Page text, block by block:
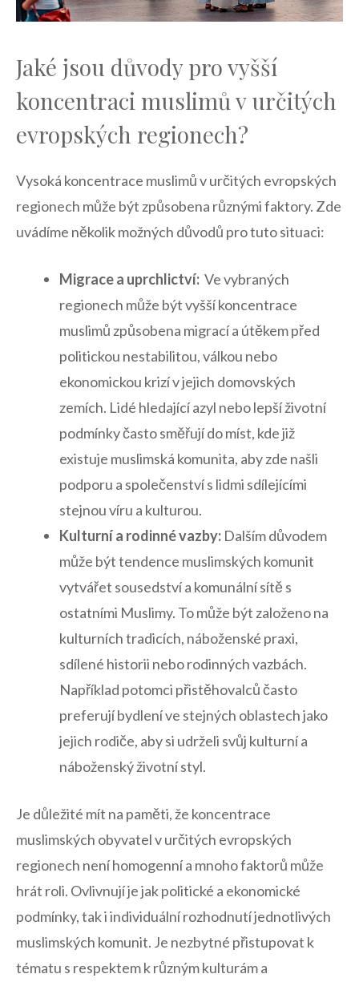
Jaké jsou důvody pro‍ vyšší
koncentraci⁣ muslimů v určitých
⁣evropských regionech?
Vysoká ⁤koncentrace muslimů v určitých evropských
regionech‌ může být ‌způsobena různými​ faktory. Zde
uvádíme‌ několik⁣ možných⁢ důvodů ⁣pro ‍tuto ‍situaci:
Migrace a uprchlictví: ‍ Ve ‌vybraných
regionech může ‌být vyšší koncentrace
muslimů způsobena migrací a⁢ útěkem ⁢před
politickou nestabilitou, válkou nebo
ekonomickou krizí v jejich domovských‌
zemích. Lidé hledající azyl nebo ​lepší životní
podmínky často směřují do míst, ​kde již
existuje muslimská komunita, aby ‌zde ⁢našli
⁤podporu‌ a ‍společenství s lidmi​ sdílejícími
stejnou víru ​a kulturou.
Kulturní a rodinné vazby: Dalším důvodem
může být tendence muslimských komunit
vytvářet sousedství a komunální⁣ sítě s
⁣ostatními Muslimy. To ‍může být založeno ​na
‍kulturních tradicích, ​náboženské ⁣praxi,
⁣sdílené historii nebo rodinných ⁣vazbách.
Například ⁣potomci přistěhovalců ‌často
‍preferují bydlení ⁤ve stejných oblastech jako
jejich rodiče, ‌aby⁤ si udrželi‌ svůj‌ kulturní a⁢
náboženský ⁤životní styl.
Je ‌důležité mít na paměti, že koncentrace
muslimských obyvatel‌ v určitých evropských
‍regionech není homogenní a mnoho ⁤faktorů může
hrát roli. Ovlivnují ‍je jak politické a⁣ ekonomické​
podmínky, tak ⁣i individuální rozhodnutí‍ jednotlivých
muslimských komunit. Je nezbytné přistupovat k
tématu s ⁤respektem k ⁣různým kulturám a